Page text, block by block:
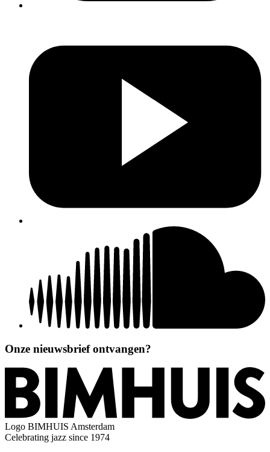
Onze nieuwsbrief ontvangen?
Logo BIMHUIS Amsterdam
Celebrating jazz since 1974